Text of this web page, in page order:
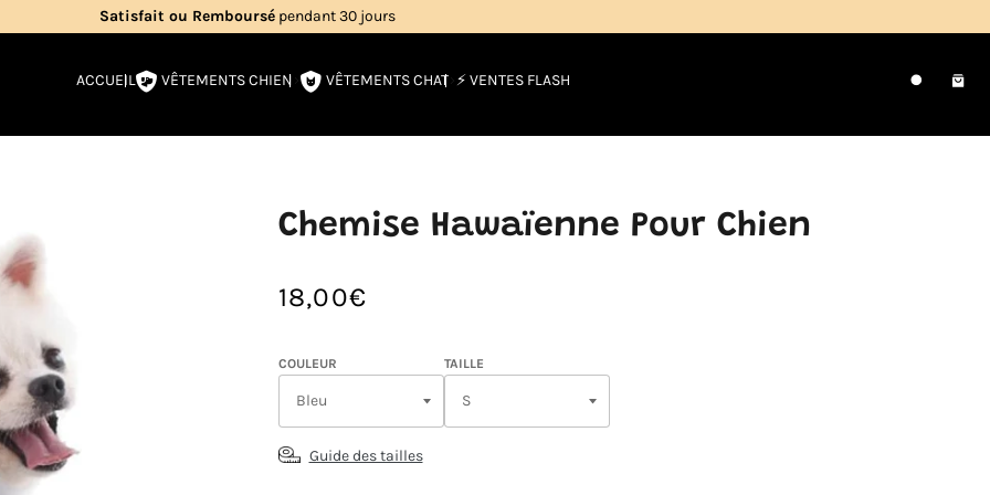
Livraison gratuiteen France métropolitaine
ACCUEIL VÊTEMENTS CHIEN VÊTEMENTS CHAT ⚡️ VENTES FLASH Recherche
Chemise Hawaïenne Pour Chien
18,00€
/
UNITAIRE
COULEUR TAILLE
Guide des tailles